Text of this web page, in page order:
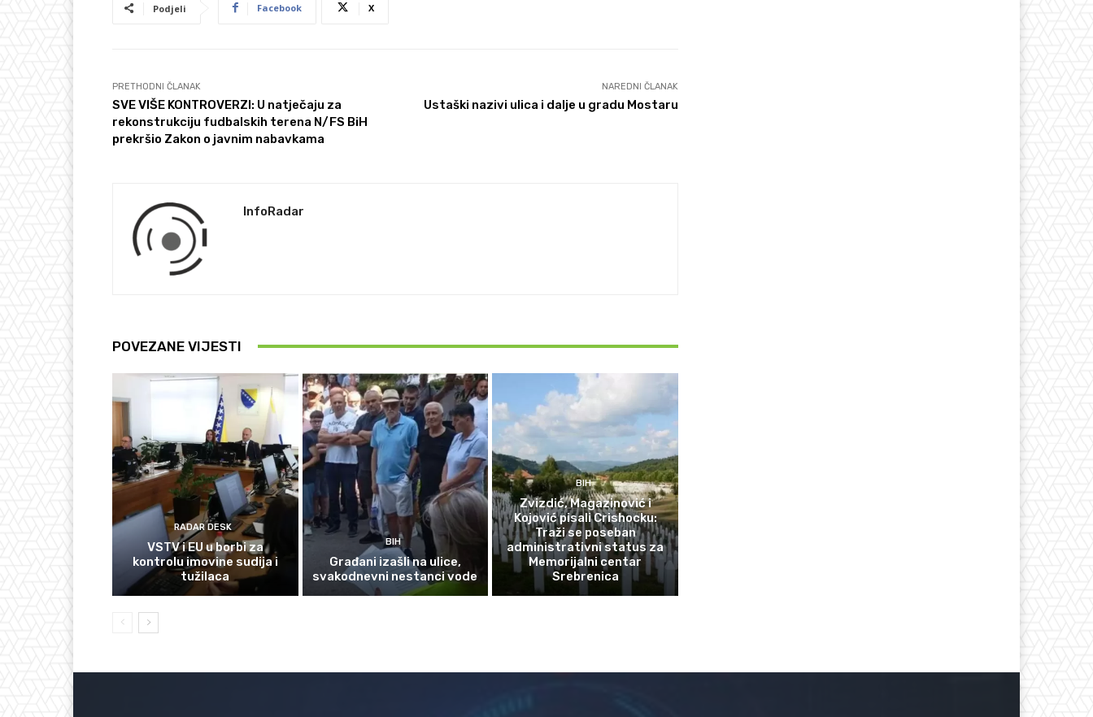
Podjeli Facebook X
PRETHODNI ČLANAK
SVE VIŠE KONTROVERZI: U natječaju za
rekonstrukciju fudbalskih terena N/FS BiH
prekršio Zakon o javnim nabavkama
NAREDNI ČLANAK
Ustaški nazivi ulica i dalje u gradu Mostaru
InfoRadar
POVEZANE VIJESTI
RADAR DESK
VSTV i EU u borbi za
kontrolu imovine sudija i
tužilaca
BIH
Građani izašli na ulice,
svakodnevni nestanci vode
BIH
Zvizdić, Magazinović i
Kojović pisali Crishocku:
Traži se poseban
administrativni status za
Memorijalni centar
Srebrenica